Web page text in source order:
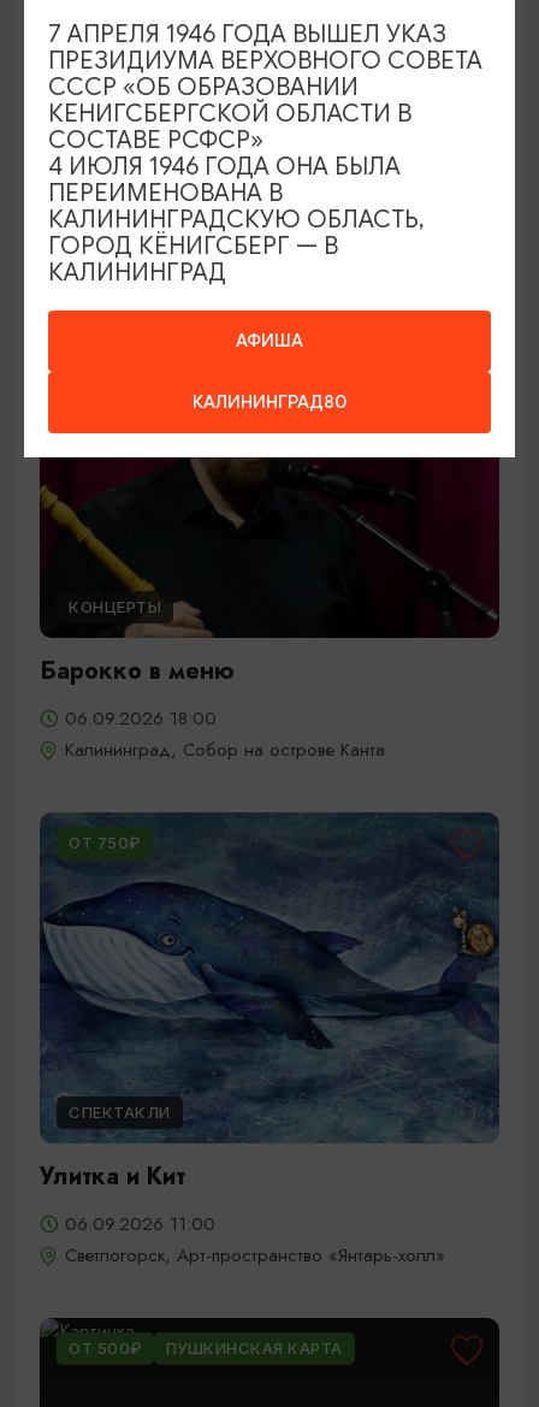
Открытие сезона 2026-2027 в
Калининградской областной
филармонии
06.09.2026 12:00
Калининград, Калининградская областная
филармония им. Е.Ф. Светланова
КОНЦЕРТЫ
Барокко в меню
06.09.2026 18:00
Калининград, Собор на острове Канта
ОТ 750₽
СПЕКТАКЛИ
Улитка и Кит
06.09.2026 11:00
Светлогорск, Арт-пространство «Янтарь-холл»
ОТ 500₽ ПУШКИНСКАЯ КАРТА
АФИША
КАЛИНИНГРАД80
7 АПРЕЛЯ 1946 ГОДА ВЫШЕЛ УКАЗ
ПРЕЗИДИУМА ВЕРХОВНОГО СОВЕТА
СССР «ОБ ОБРАЗОВАНИИ
КЕНИГСБЕРГСКОЙ ОБЛАСТИ В
СОСТАВЕ РСФСР»
4 ИЮЛЯ 1946 ГОДА ОНА БЫЛА
ПЕРЕИМЕНОВАНА В
КАЛИНИНГРАДСКУЮ ОБЛАСТЬ,
ГОРОД КЁНИГСБЕРГ — В
КАЛИНИНГРАД